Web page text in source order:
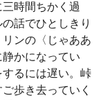
時間ちかく過
話でひとしきり
ンの〈じゃああ
かになってい
るには遅い。峠
歩き去っていく